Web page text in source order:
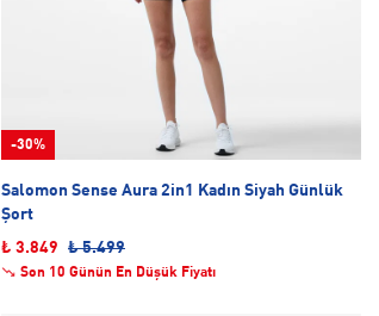
-30%
Salomon Sense Aura 2in1 Kadın Siyah Günlük
Şort
₺ 3.849
₺ 5.499
Son 10 Günün En Düşük Fiyatı